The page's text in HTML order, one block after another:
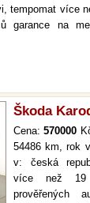
tempomat více
garance na
Škoda
Cena:570000
54486 km, rok
v: česká
více než
prověřených